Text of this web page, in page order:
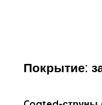
Покрытие: